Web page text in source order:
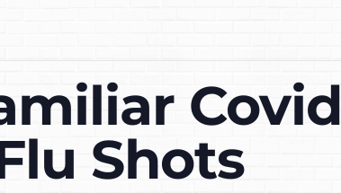
Covid
Shots